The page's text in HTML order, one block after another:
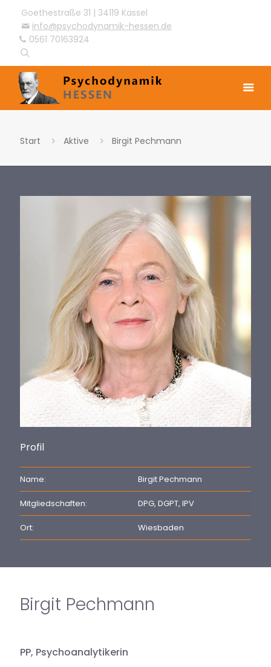
Goethestraße 31 | 34119 Kassel
info@psychodynamik-hessen.de
0561 70163924
Start Aktive Birgit Pechmann
Profil
Name: Birgit Pechmann
Mitgliedschaften: DPG, DGPT, IPV
Ort: Wiesbaden
Birgit Pechmann
PP, Psychoanalytikerin